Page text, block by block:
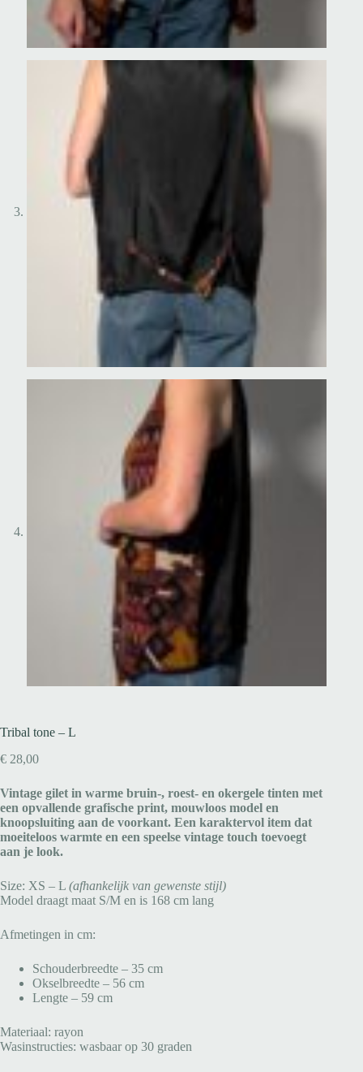
Tribal tone – L
€ 28,00
Vintage gilet in warme bruin-, roest- en okergele tinten met
een opvallende grafische print, mouwloos model en
knoopsluiting aan de voorkant. Een karaktervol item dat
moeiteloos warmte en een speelse vintage touch toevoegt
aan je look.
Size: XS – L (afhankelijk van gewenste stijl)
Model draagt maat S/M en is 168 cm lang
Afmetingen in cm:
Schouderbreedte – 35 cm
Okselbreedte – 56 cm
Lengte – 59 cm
Materiaal: rayon
Wasinstructies: wasbaar op 30 graden